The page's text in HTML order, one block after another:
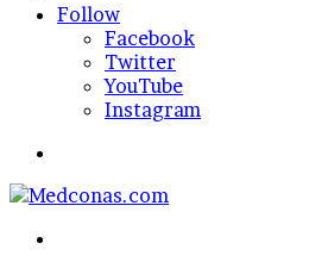
In
Follow
Facebook
Twitter
YouTube
Instagram